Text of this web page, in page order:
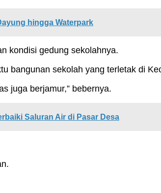
hingga Waterpark
kondisi gedung sekolahnya.
bangunan sekolah yang terletak di
juga berjamur,” bebernya.
Saluran Air di Pasar Desa